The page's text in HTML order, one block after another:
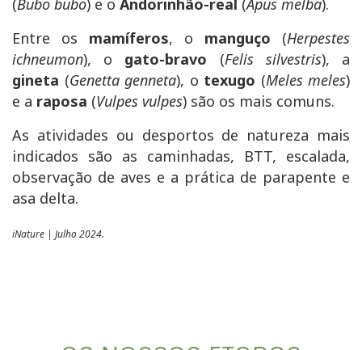
(Bubo bubo) e o Andorinhão-real (Apus melba).
Entre os mamíferos, o manguço (Herpestes
ichneumon), o gato-bravo (Felis silvestris), a
gineta (Genetta genneta), o texugo (Meles meles)
e a raposa (Vulpes vulpes) são os mais comuns.
As atividades ou desportos de natureza mais
indicados são as caminhadas, BTT, escalada,
observação de aves e a prática de parapente e
asa delta.
iNature | Julho 2024.